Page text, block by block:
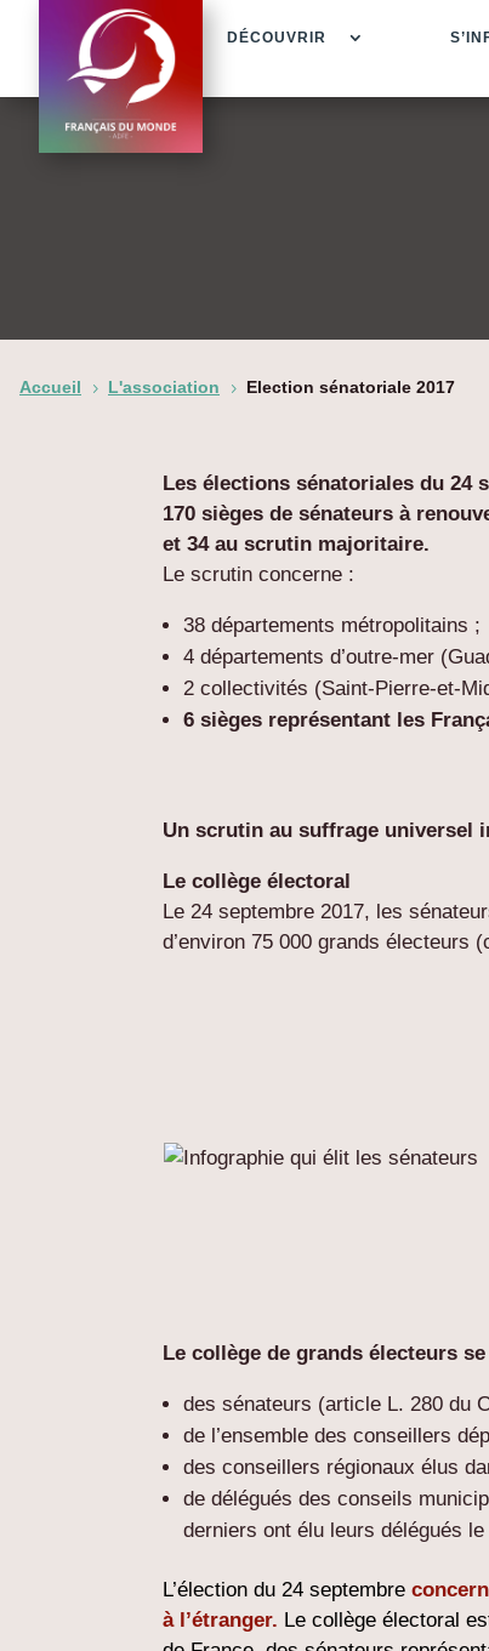
DÉCOUVRIR
Accueil 5 L'association 5 Election sénatoriale 2017
Les élections sénatoriales du 24
170 sièges de sénateurs à
et 34 au scrutin majoritaire.
Le scrutin concerne :
38 départements métropolitains ;
4 départements d’outre-mer
2 collectivités (Saint-Pierre-et-
6 sièges représentant les
Un scrutin au suffrage universel
Le collège électoral
Le 24 septembre 2017, les
d’environ 75 000 grands électeurs
Le collège de grands électeurs
des sénateurs (article L. 280 du
de l’ensemble des conseillers
des conseillers régionaux élus
de délégués des conseils
derniers ont élu leurs délégués le
L’élection du 24 septembre
à l’étranger. Le collège électoral